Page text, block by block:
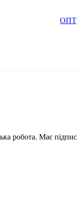
ОПТ
робота. Має